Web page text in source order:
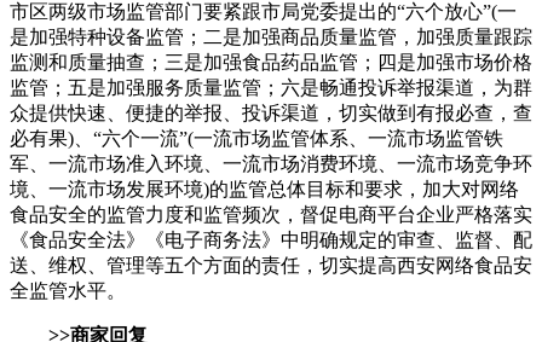
市区两级市场监管部门要紧跟市局党委提出的“六个放心”(一
是加强特种设备监管；二是加强商品质量监管，加强质量跟踪
监测和质量抽查；三是加强食品药品监管；四是加强市场价格
监管；五是加强服务质量监管；六是畅通投诉举报渠道，为群
众提供快速、便捷的举报、投诉渠道，切实做到有报必查，查
必有果)、“六个一流”(一流市场监管体系、一流市场监管铁
军、一流市场准入环境、一流市场消费环境、一流市场竞争环
境、一流市场发展环境)的监管总体目标和要求，加大对网络
食品安全的监管力度和监管频次，督促电商平台企业严格落实
《食品安全法》《电子商务法》中明确规定的审查、监督、配
送、维权、管理等五个方面的责任，切实提高西安网络食品安
全监管水平。
>>商家回复